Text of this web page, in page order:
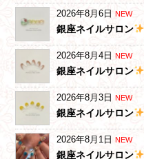
2026年8月6日 NEW
銀座ネイルサロン
2026年8月4日 NEW
銀座ネイルサロン
2026年8月3日 NEW
銀座ネイルサロン
2026年8月1日 NEW
銀座ネイルサロン